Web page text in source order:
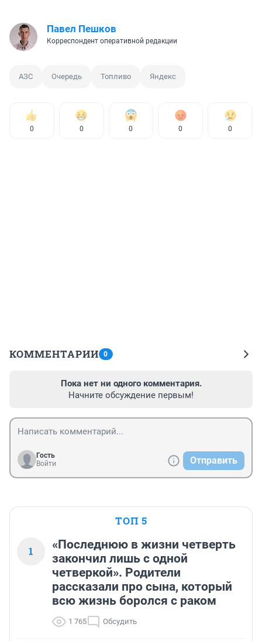
Павел Пешков
Корреспондент оперативной редакции
АЗС Очередь Топливо Яндекс
0 0 0 0 0
КОММЕНТАРИИ 0
Пока нет ни одного комментария.
Начните обсуждение первым!
Гость
Войти
Отправить
ТОП 5
1
«Последнюю в жизни четверть
закончил лишь с одной
четверкой». Родители
рассказали про сына, который
всю жизнь боролся с раком
1 765 Обсудить